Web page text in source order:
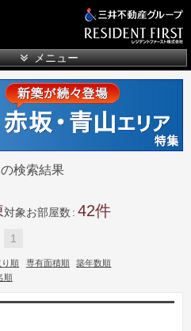
メニュー
検索結果
対象お部屋数 42
1
り順 専有面積順
築年数順
順